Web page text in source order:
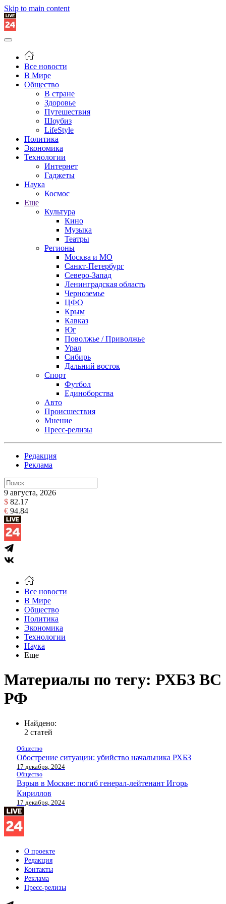
Skip to main content
Все новости
В Мире
Общество
В стране
Здоровье
Путешествия
Шоубиз
LifeStyle
Политика
Экономика
Технологии
Интернет
Гаджеты
Наука
Космос
Еще
Культура
Кино
Музыка
Театры
Регионы
Москва и МО
Санкт-Петербург
Северо-Запад
Ленинградская область
Черноземье
ЦФО
Крым
Кавказ
Юг
Поволжье / Приволжье
Урал
Сибирь
Дальний восток
Спорт
Футбол
Единоборства
Авто
Происшествия
Мнение
Пресс-релизы
Редакция
Реклама
9 августа, 2026
$ 82.17
€ 94.84
Все новости
В Мире
Общество
Политика
Экономика
Технологии
Наука
Еще
Материалы по тегу: РХБЗ ВС
РФ
Найдено:
2 статей
Общество
Обострение ситуации: убийство начальника РХБЗ
17 декабря, 2024
Общество
Взрыв в Москве: погиб генерал-лейтенант Игорь
Кириллов
17 декабря, 2024
О проекте
Редакция
Контакты
Реклама
Пресс-релизы